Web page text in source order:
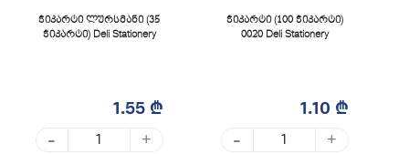
ჭიკარტი ლურსმანი (35
ჭიკარტი) Deli Stationery
1.55 ₾
- +
ჭიკარტი (100 ჭიკარტი)
0020 Deli Stationery
1.10 ₾
- +